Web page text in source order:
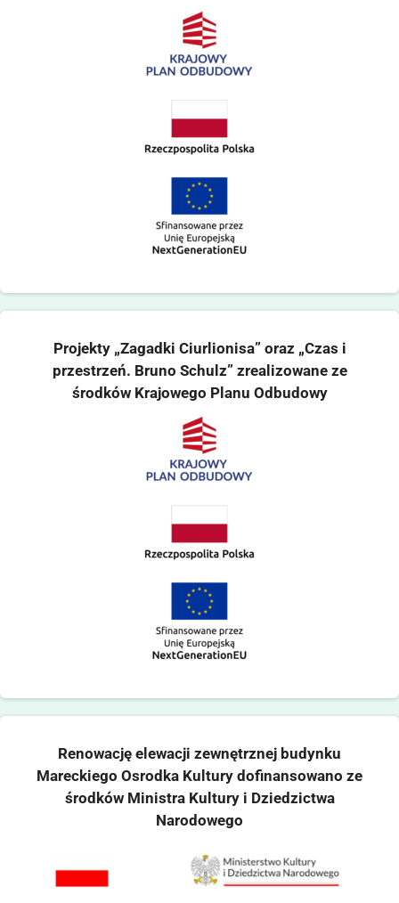
Projekty „Zagadki Ciurlionisa” oraz „Czas i
przestrzeń. Bruno Schulz” zrealizowane ze
środków Krajowego Planu Odbudowy
Renowację elewacji zewnętrznej budynku
Mareckiego Osrodka Kultury dofinansowano ze
środków Ministra Kultury i Dziedzictwa
Narodowego